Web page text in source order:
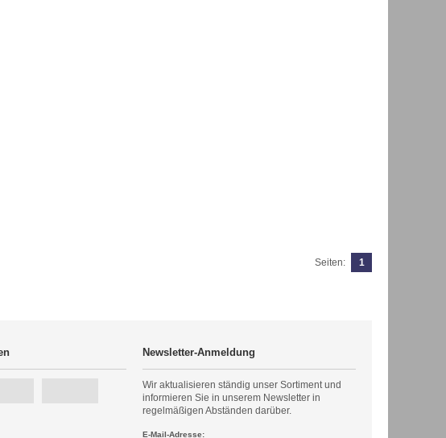
Seiten: 1
Newsletter-Anmeldung
Wir aktualisieren ständig unser Sortiment und
informieren Sie in unserem Newsletter in
regelmäßigen Abständen darüber.
E-Mail-Adresse: